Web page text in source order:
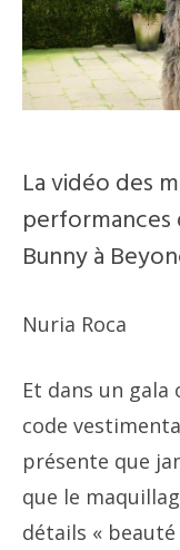
La vidéo des
performances
Bunny à
Nuria Roca
Et dans un
code
présente que
que le
détails «